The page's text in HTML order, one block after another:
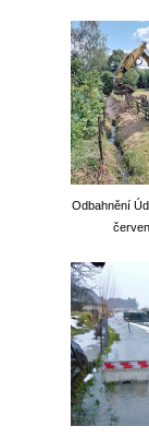
Odbahnění